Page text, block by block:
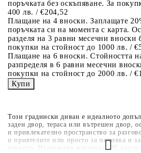
Този градински диван е идеалното
заден двор, тераса или вътрешен двор,
и привлекателно пространство за
и приятелите или просто за почивка и
открито. Издръжлив материал: PE ратан,
поръчката без оскъпяване. За
400 лв. / €204,52
Плащане на 4 вноски. Заплащате
поръчката си на момента с карта.
разделя на 3 равни месечни вноски
покупки на стойност до 1000 лв. /
Плащане на 6 вноски. Стойността
разпределя в 6 равни месечни
покупки на стойност до 2000 лв. /